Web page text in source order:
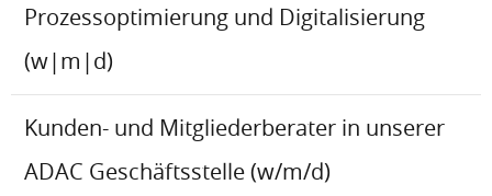
Prozessoptimierung und Digitalisierung
(w|m|d)
Kunden- und Mitgliederberater in unserer
ADAC Geschäftsstelle (w/m/d)